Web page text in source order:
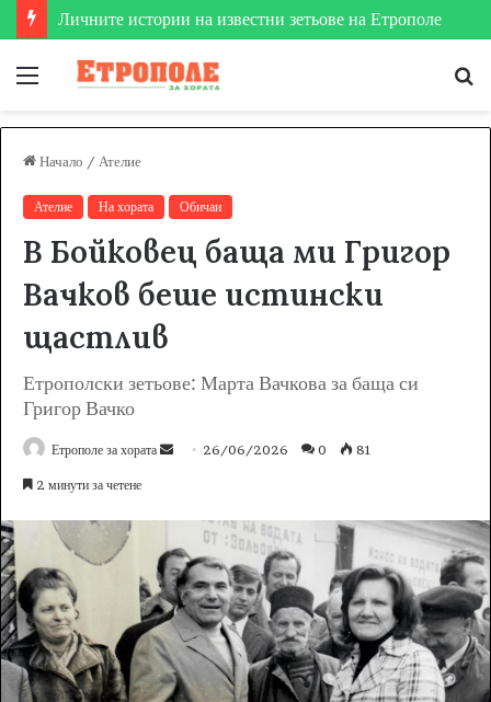
Личните истории на известни зетьове на Етрополе
Меню
Начало / Ателие
Ателие На хората Обичаи
В Бойковец баща ми Григор
Вачков беше истински
щастлив
Етрополски зетьове: Марта Вачкова за баща си
Григор Вачко
Етрополе за хората
a
n
e
m
a
i
26/06/2026 0 81
2 минути за четене